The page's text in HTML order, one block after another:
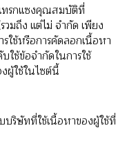
ทรกแซงคุณสมบัติที่
มถึง แต่ไม่ จํากัด เพียง
ช้หรือการคัดลอกเนื้อหา
ใช้ข้อจํากัดในการใช้
ผู้ใช้ในไซต์นี้
ริษัทที่ใช้เนื้อหาของผู้ใช้ที่